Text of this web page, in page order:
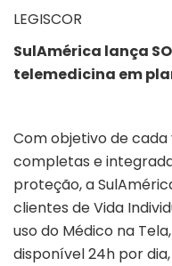
LEGISCOR
SulAmérica lança
telemedicina em
Com objetivo de cada
completas e
proteção, a
clientes de Vida
uso do Médico na
disponível 24h por